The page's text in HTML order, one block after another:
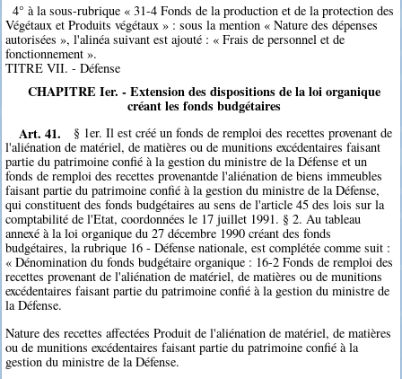
4° à la sous-rubrique « 31-4 Fonds de la production et de la protection des
Végétaux et Produits végétaux » : sous la mention « Nature des dépenses
autorisées », l'alinéa suivant est ajouté : « Frais de personnel et de
fonctionnement ».
TITRE VII. - Défense
CHAPITRE Ier. - Extension des dispositions de la loi organique
créant les fonds budgétaires
Art. 41.
§ 1er. Il est créé un fonds de remploi des recettes provenant de
l'aliénation de matériel, de matières ou de munitions excédentaires faisant
partie du patrimoine confié à la gestion du ministre de la Défense et un
fonds de remploi des recettes provenantde l'aliénation de biens immeubles
faisant partie du patrimoine confié à la gestion du ministre de la Défense,
qui constituent des fonds budgétaires au sens de l'article 45 des lois sur la
comptabilité de l'Etat, coordonnées le 17 juillet 1991. § 2. Au tableau
annexé à la loi organique du 27 décembre 1990 créant des fonds
budgétaires, la rubrique 16 - Défense nationale, est complétée comme suit :
« Dénomination du fonds budgétaire organique : 16-2 Fonds de remploi des
recettes provenant de l'aliénation de matériel, de matières ou de munitions
excédentaires faisant partie du patrimoine confié à la gestion du ministre de
la Défense.
Nature des recettes affectées Produit de l'aliénation de matériel, de matières
ou de munitions excédentaires faisant partie du patrimoine confié à la
gestion du ministre de la Défense.